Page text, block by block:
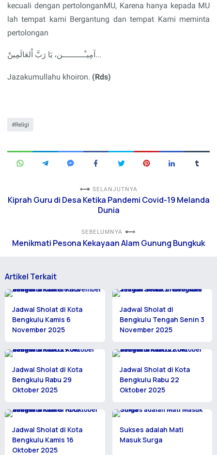
kecuali dengan pertolonganMU, Karena hanya kepada MU
lah tempat kami Bergantung dan tempat Kami meminta
pertolongan
آمِيـْـــــــــن، يَا رَبَّ اْلعَالَمِينْ...
Jazakumullahu khoiron. (Rds)
Religi
SELANJUTNYA
Kiprah Guru di Desa Ketika Pandemi Covid-19 Melanda
Dunia
SEBELUMNYA
Menikmati Pesona Kekayaan Alam Gunung Bungkuk
Artikel Terkait
Jadwal Sholat di Kota
Bengkulu Kamis 6
November 2025
Jadwal Sholat di
Bengkulu Tengah Senin 3
November 2025
Jadwal Sholat di Kota
Bengkulu Rabu 29
Oktober 2025
Jadwal Sholat di Kota
Bengkulu Rabu 22
Oktober 2025
Jadwal Sholat di Kota
Bengkulu Kamis 16
Oktober 2025
Sukses adalah Mati
Masuk Surga